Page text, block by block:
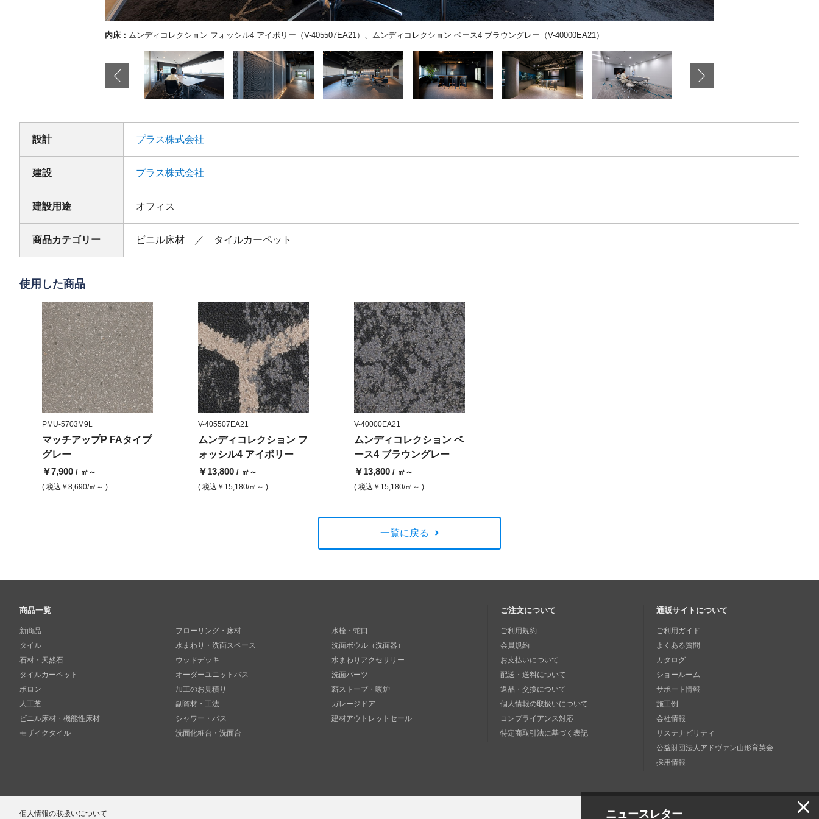
ニュースレター
ィコレクション ベース4 ブラウングレー（V-40000EA21） 内床：マッチアップP FAタイプ グレー（PMU-5703M9L）
設計 プラス株式会社
建設 プラス株式会社
建設用途 オフィス
商品カテゴリー ビニル床材 ／ タイルカーペット
使用した商品
PMU-5703M9L
マッチアップP FAタイプ
グレー
￥7,900 / ㎡～
( 税込 ￥8,690/㎡～ )
V-405507EA21
ムンディコレクション フ
ォッシル4 アイボリー
￥13,800 / ㎡～
( 税込 ￥15,180/㎡～ )
V-40000EA21
ムンディコレクション ベ
ース4 ブラウングレー
￥13,800 / ㎡～
( 税込 ￥15,180/㎡～ )
一覧に戻る
商品一覧
新商品
タイル
石材・天然石
タイルカーペット
ボロン
人工芝
ビニル床材・機能性床材
モザイクタイル
フローリング・床材
水まわり・洗面スペース
ウッドデッキ
オーダーユニットバス
加工のお見積り
副資材・工法
シャワー・バス
洗面化粧台・洗面台
水栓・蛇口
洗面ボウル（洗面器）
水まわりアクセサリー
洗面パーツ
薪ストーブ・暖炉
ガレージドア
建材アウトレットセール
ご注文について
ご利用規約
会員規約
お支払いについて
配送・送料について
返品・交換について
個人情報の取扱いについて
コンプライアンス対応
特定商取引法に基づく表記
通販サイトについて
ご利用ガイド
よくある質問
カタログ
ショールーム
サポート情報
施工例
会社情報
サステナビリティ
公益財団法人アドヴァン山形育英会
採用情報
個人情報の取扱いについて